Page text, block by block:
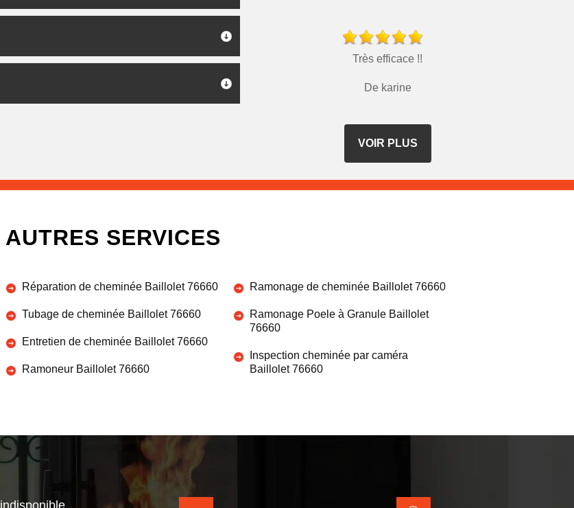
Très efficace !!
De karine
VOIR PLUS
AUTRES SERVICES
Réparation de cheminée Baillolet 76660
Tubage de cheminée Baillolet 76660
Entretien de cheminée Baillolet 76660
Ramoneur Baillolet 76660
Ramonage de cheminée Baillolet 76660
Ramonage Poele à Granule Baillolet
76660
Inspection cheminée par caméra
Baillolet 76660